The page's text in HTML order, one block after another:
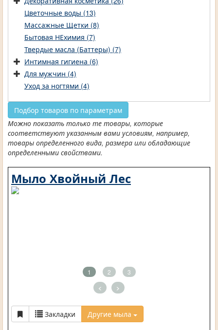
Цветочные воды (13)
Массажные Щетки (8)
Бытовая НЕхимия (7)
Твердые масла (Баттеры) (7)
Интимная гигиена (6)
Для мужчин (4)
Уход за ногтями (4)
Подбор товаров по параметрам
Можно показать только те товары, которые
соответствуют указанным вами условиям, например,
товары определенного вида, размера или обладающие
определенными свойствами.
Мыло Хвойный Лес
1 2 3
< >
Закладки Другие мыла